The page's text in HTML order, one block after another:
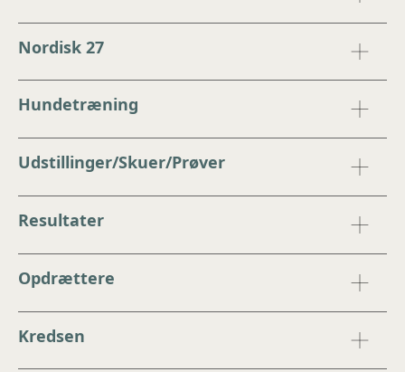
Nordisk 27
Hundetræning
Udstillinger/Skuer/Prøver
Resultater
Opdrættere
Kredsen